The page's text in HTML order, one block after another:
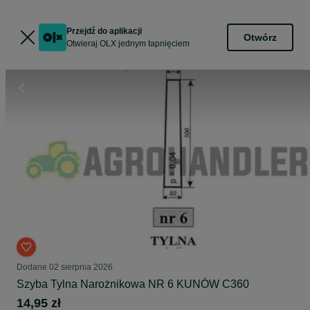
Przejdź do aplikacji
Otwieraj OLX jednym tapnięciem
Otwórz
Dodane 02 sierpnia 2026
Szyba Tylna Narożnikowa NR 6 KUNÓW C360
14,95 zł